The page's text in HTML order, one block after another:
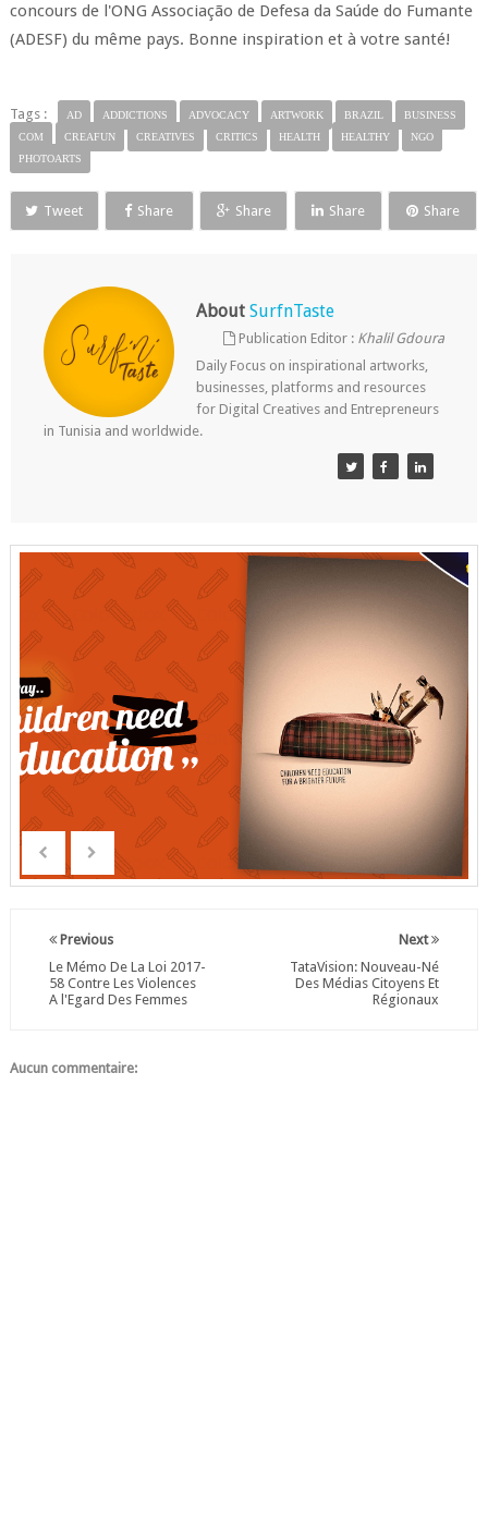
concours de l'ONG Associação de Defesa da Saúde do Fumante
(ADESF) du même pays. Bonne inspiration et à votre santé!
Tags : AD ADDICTIONS ADVOCACY ARTWORK BRAZIL
BUSINESS
COM
CREAFUN CREATIVES CRITICS HEALTH HEALTHY
NGO
PHOTOARTS
Tweet Share Share Share Share
About SurfnTaste
Publication Editor : Khalil Gdoura
Daily Focus on inspirational artworks,
businesses, platforms and resources
for Digital Creatives and Entrepreneurs
in Tunisia and worldwide.
Next
TataVision: Nouveau-Né
Des Médias Citoyens Et
Régionaux
Previous
Le Mémo De La Loi 2017-
58 Contre Les Violences
A l'Egard Des Femmes
Aucun commentaire: